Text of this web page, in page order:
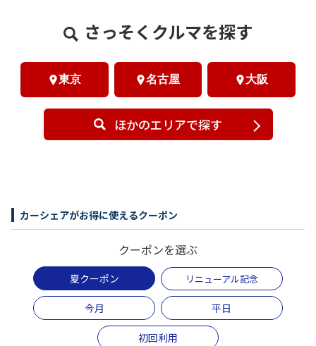
さっそくクルマを探す
東京 名古屋 大阪
ほかのエリアで探す
カーシェアがお得に使えるクーポン
クーポンを選ぶ
夏クーポン リニューアル記念
今月 平日
初回利用